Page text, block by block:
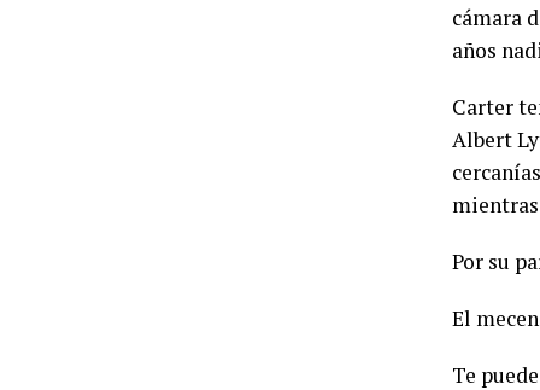
cámara
años
Carter
Albert
Por su
El
Te